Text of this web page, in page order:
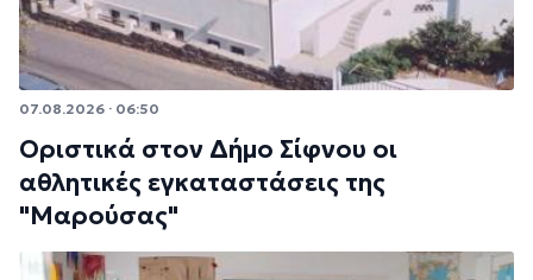
07.08.2026 · 06:50
Οριστικά στον Δήμο Σίφνου οι
αθλητικές εγκαταστάσεις της
"Μαρούσας"